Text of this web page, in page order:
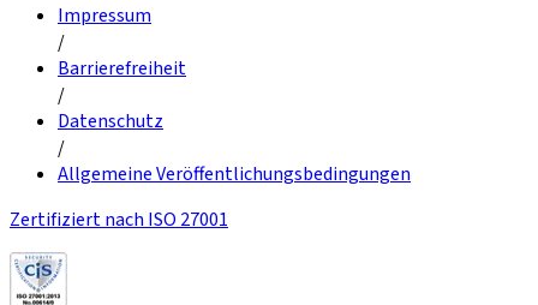
Impressum
/
Barrierefreiheit
/
Datenschutz
/
Allgemeine Veröffentlichungsbedingungen
Zertifiziert nach ISO 27001